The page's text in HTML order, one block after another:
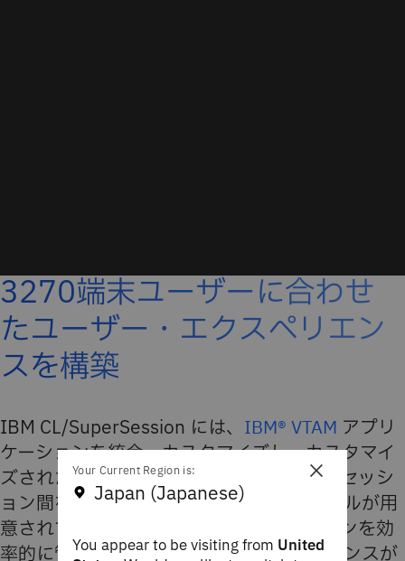
3270端末ユーザーに合わせ
たユーザー・エクスペリエン
スを構築
IBM CL/SuperSession には、 IBM® VTAM アプリ
ケーションを統合・カスタマイズし、カスタマイ
ズされたメニューでアクセスを制御して、セッシ
ョン間を即座に切り替えられる柔軟なツールが用
意されています。管理者はアプリケーションを効
率的に管理でき、ユーザー・エクスペリエンスが
×
Your Current Region is:
Japan (Japanese)
You appear to be visiting from United